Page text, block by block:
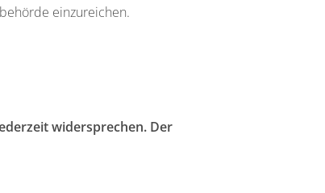
einzureichen.
widersprechen. Der